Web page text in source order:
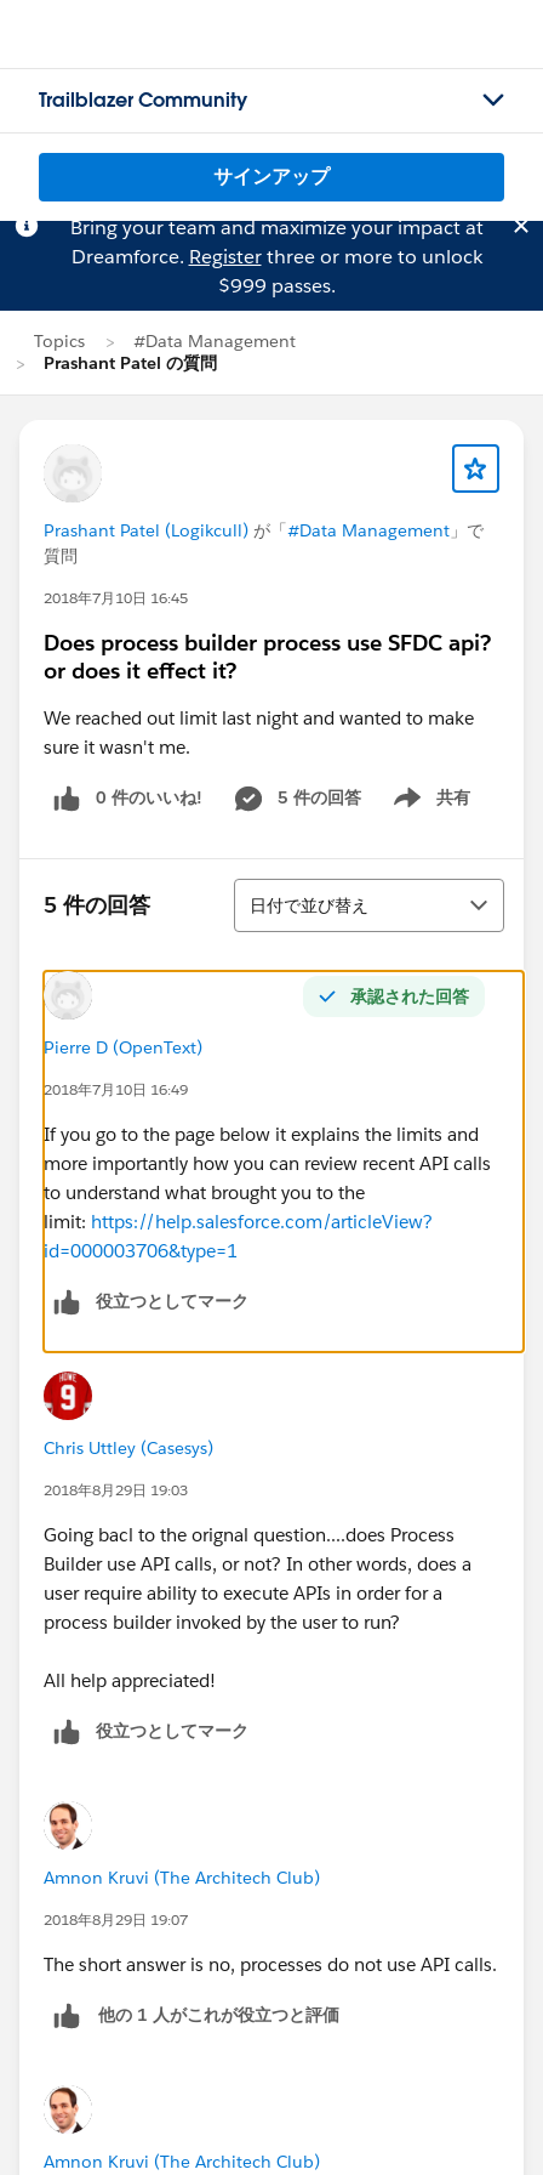
Trailblazer Community
サインアップ
Bring your team and maximize your impact at
Dreamforce. Registerthree or more to unlock
$999 passes.
Topics
#Data Management
Prashant Patel の質問
Prashant Patel (Logikcull) が「#Data Management 」で
質問
2018年7月10日 16:45
Does process builder process use SFDC api?
or does it effect it?
We reached out limit last night and wanted to make
sure it wasn't me.
0 件のいいね! 5 件の回答 共有
Show menu
5 件の回答
並び替え
日付で並び替え
承認された回答
Pierre D (OpenText)
2018年7月10日 16:49
If you go to the page below it explains the limits and
more importantly how you can review recent API calls
to understand what brought you to the
limit: https://help.salesforce.com/articleView?
id=000003706&type=1
役立つとしてマーク
Chris Uttley (Casesys)
2018年8月29日 19:03
Going bacl to the orignal question....does Process
Builder use API calls, or not? In other words, does a
user require ability to execute APIs in order for a
process builder invoked by the user to run?
All help appreciated!
役立つとしてマーク
Amnon Kruvi (The Architech Club)
2018年8月29日 19:07
The short answer is no, processes do not use API calls.
他の 1 人がこれが役立つと評価
Amnon Kruvi (The Architech Club)